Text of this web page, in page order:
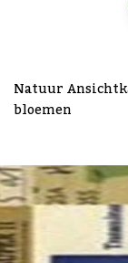
Natuur
bloemen